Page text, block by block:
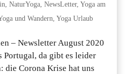
,NaturYoga,NewsLetter,Yoga am
und Wandern, Yoga Urlaub
– Newsletter August 2020
Portugal, da gibt es leider
die Corona Krise hat uns